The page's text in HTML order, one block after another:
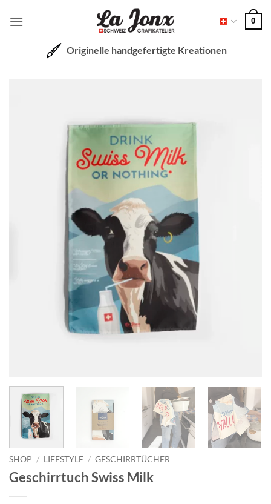
Inhalt
0
Originelle handgefertigte Kreationen
SHOP / LIFESTYLE / GESCHIRRTÜCHER
Geschirrtuch Swiss Milk